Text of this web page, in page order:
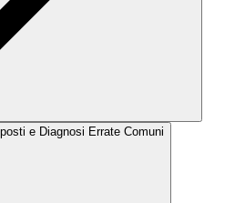
e Diagnosi Errate Comuni